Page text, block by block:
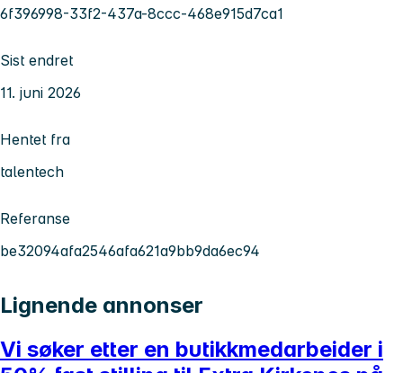
6f396998-33f2-437a-8ccc-468e915d7ca1
Sist endret
11. juni 2026
Hentet fra
talentech
Referanse
be32094afa2546afa621a9bb9da6ec94
Lignende annonser
Vi søker etter en butikkmedarbeider i